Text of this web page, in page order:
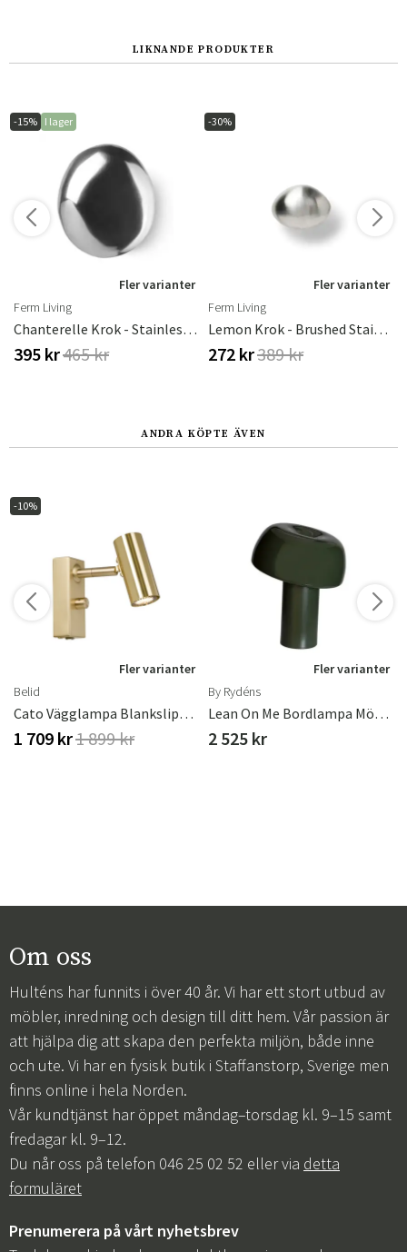
LIKNANDE PRODUKTER
-15% I lager
Fler varianter
Ferm Living
Chanterelle Krok - Stainless Steel
395 kr465 kr
-30%
Fler varianter
Ferm Living
Lemon Krok - Brushed Stainless Steel
272 kr389 kr
ANDRA KÖPTE ÄVEN
-10%
Fler varianter
Belid
Cato Vägglampa Blankslipad Mässing Enkel Mr11 Inkl Ljuskälla
1 709 kr1 899 kr
Fler varianter
By Rydéns
Lean On Me Bordlampa Mörkgrön
2 525 kr
Om oss
Hulténs har funnits i över 40 år. Vi har ett stort utbud av
möbler, inredning och design till ditt hem. Vår passion är
att hjälpa dig att skapa den perfekta miljön, både inne
och ute. Vi har en fysisk butik i Staffanstorp, Sverige men
finns online i hela Norden.
Vår kundtjänst har öppet måndag–torsdag kl. 9–15 samt
fredagar kl. 9–12.
Du når oss på telefon 046 25 02 52 eller via detta
formuläret
Prenumerera på vårt nyhetsbrev